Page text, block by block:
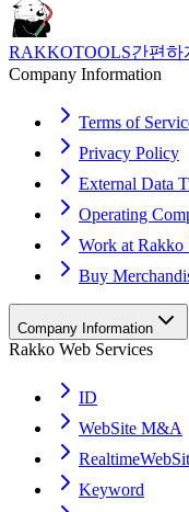
RAKKOTOOLS간편하
Company Information
Terms of
Privacy Policy
External Data
Operating
Work at Rakko
Buy
Company Information
Rakko Web Services
ID
WebSite M&A
Keyword